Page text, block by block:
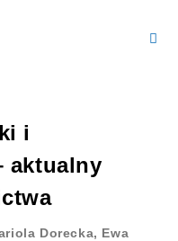
i
aktualny
Dorecka, Ewa